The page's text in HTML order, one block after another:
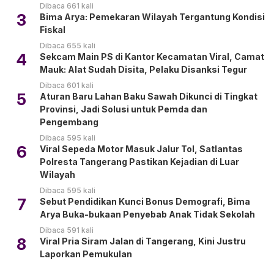
Dibaca 661 kali
3
Bima Arya: Pemekaran Wilayah Tergantung Kondisi
Fiskal
Dibaca 655 kali
4
Sekcam Main PS di Kantor Kecamatan Viral, Camat
Mauk: Alat Sudah Disita, Pelaku Disanksi Tegur
Dibaca 601 kali
5
Aturan Baru Lahan Baku Sawah Dikunci di Tingkat
Provinsi, Jadi Solusi untuk Pemda dan
Pengembang
Dibaca 595 kali
6
Viral Sepeda Motor Masuk Jalur Tol, Satlantas
Polresta Tangerang Pastikan Kejadian di Luar
Wilayah
Dibaca 595 kali
7
Sebut Pendidikan Kunci Bonus Demografi, Bima
Arya Buka-bukaan Penyebab Anak Tidak Sekolah
Dibaca 591 kali
8
Viral Pria Siram Jalan di Tangerang, Kini Justru
Laporkan Pemukulan